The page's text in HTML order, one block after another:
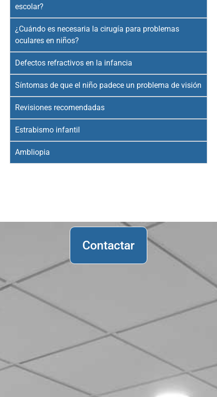
escolar?
¿Cuándo es necesaria la cirugía para problemas
oculares en niños?
Defectos refractivos en la infancia
Síntomas de que el niño padece un problema de visión
Revisiones recomendadas
Estrabismo infantil
Ambliopia
Contactar